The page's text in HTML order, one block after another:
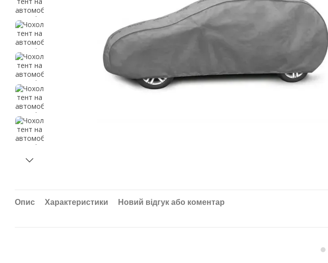
Опис Характеристики Новий відгук або коментар